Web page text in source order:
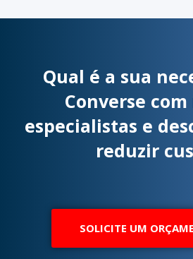
Qual é a sua
Converse com
especialistas e
reduzir
SOLICITE UM